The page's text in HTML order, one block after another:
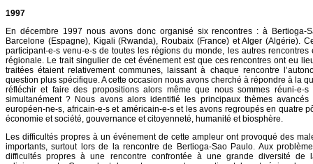
1997
En décembre 1997 nous avons donc organisé six rencontres : à Bertioga-
Barcelone (Espagne), Kigali (Rwanda), Roubaix (France) et Alger (Algérie).
participant-e-s venu-e-s de toutes les régions du monde, les autres
régionale. Le trait singulier de cet événement est que ces rencontres ont eu
traitées étaient relativement communes, laissant à chaque rencontre
question plus spécifique. A cette occasion nous avons cherché à répondre à la
réfléchir et faire des propositions alors même que nous sommes réuni-e-
simultanément ? Nous avons alors identifié les principaux thèmes
européen-ne-s, africain-e-s et américain-e-s et les avons regroupés en quatre
économie et société, gouvernance et citoyenneté, humanité et biosphère.
Les difficultés propres à un événement de cette ampleur ont provoqué des
importants, surtout lors de la rencontre de Bertioga-Sao Paulo. Aux
difficultés propres à une rencontre confrontée à une grande diversité de